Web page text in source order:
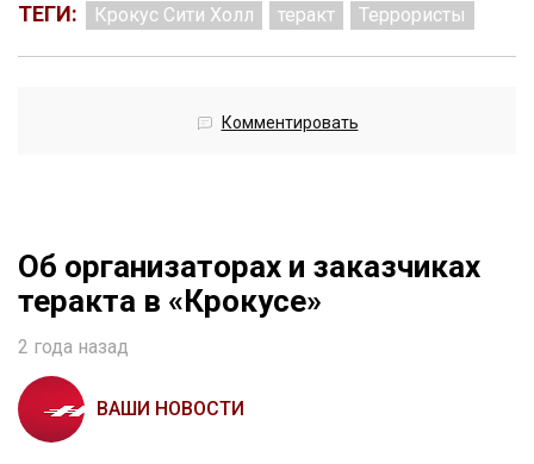
ТЕГИ: Крокус Сити Холл теракт Террористы
Комментировать
Об организаторах и заказчиках
теракта в «Крокусе»
2 года назад
ВАШИ НОВОСТИ